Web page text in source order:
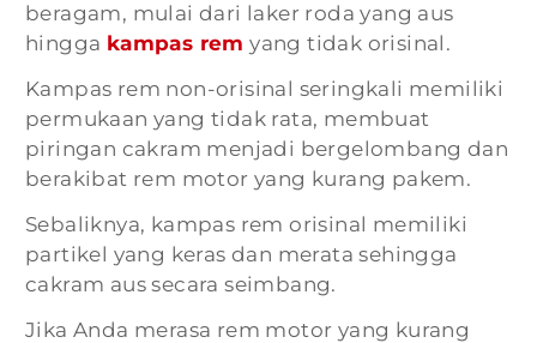
beragam, mulai dari laker roda yang aus
hingga kampas rem yang tidak orisinal.
Kampas rem non-orisinal seringkali memiliki
permukaan yang tidak rata, membuat
piringan cakram menjadi bergelombang dan
berakibat rem motor yang kurang pakem.
Sebaliknya, kampas rem orisinal memiliki
partikel yang keras dan merata sehingga
cakram aus secara seimbang.
Jika Anda merasa rem motor yang kurang